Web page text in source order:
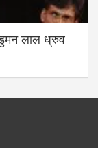
डुमन लाल ध्रुव